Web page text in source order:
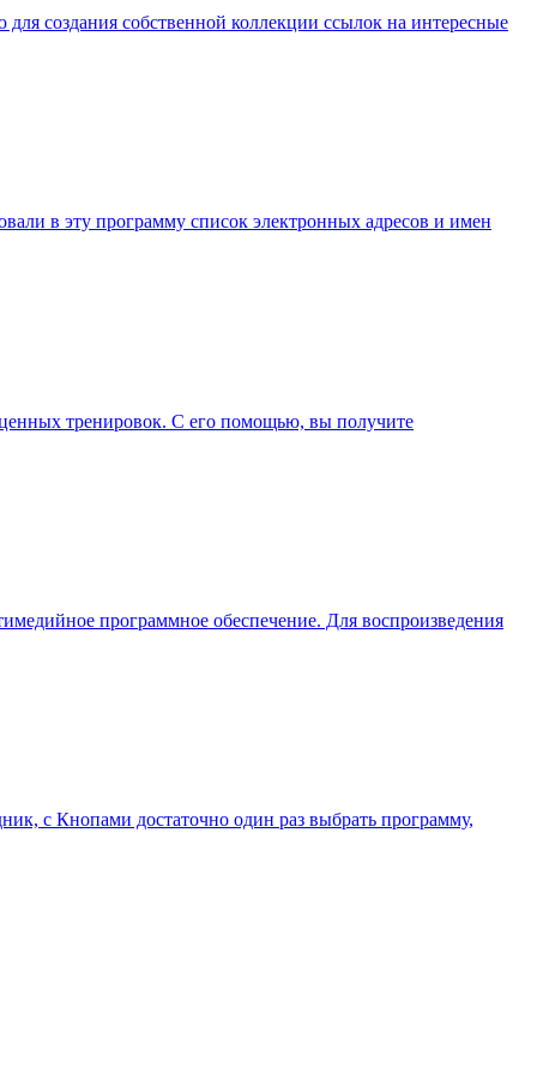
создания собственной коллекции ссылок на интересные
в эту программу список электронных адресов и имен
тренировок. С его помощью, вы получите
программное обеспечение. Для воспроизведения
с Кнопами достаточно один раз выбрать программу,